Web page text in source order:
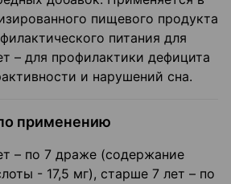
пищевого продукта
питания для
– для профилактики дефицита
и нарушений сна.
применению
– по 7 драже (содержание
- 17,5 мг), старше 7 лет – по